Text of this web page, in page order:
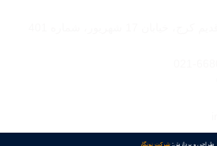
طراحی و پردازش:شرکت نونگار